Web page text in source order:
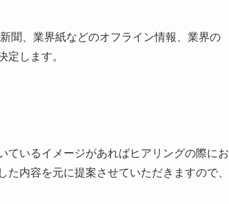
聞、業界紙などのオフライン情報、業界の
定します。
ているイメージがあればヒアリングの際にお
内容を元に提案させていただきますので、